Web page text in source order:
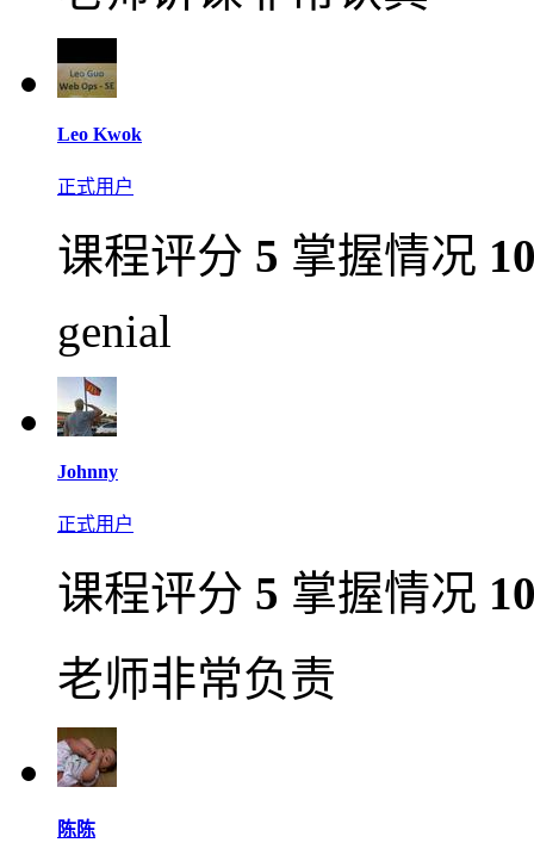
Leo Kwok
正式用户
课程评分 5 掌握情况
genial
Johnny
正式用户
课程评分 5 掌握情况
老师非常负责
陈陈